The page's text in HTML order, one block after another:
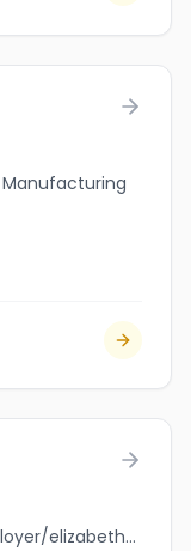
jobbank.gc.ca/browsejobs/employer/elizabeth+family/ca